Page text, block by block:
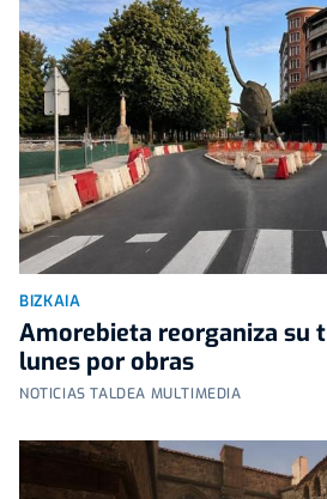
BIZKAIA
Amorebieta reorganiza su
lunes por obras
NOTICIAS TALDEA MULTIMEDIA